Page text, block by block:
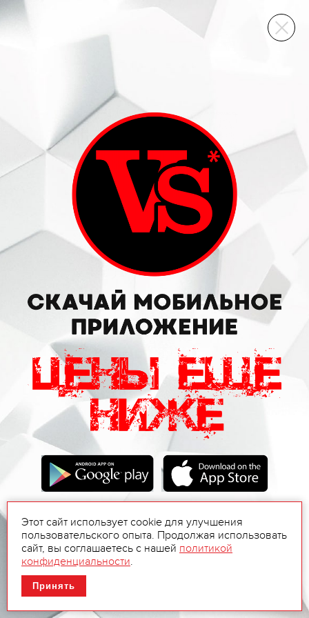
ВИННЫЙ СКЛАД
Этот сайт использует cookie для улучшения
пользовательского опыта. Продолжая использовать
сайт, вы соглашаетесь с нашей политикой
конфиденциальности.
Принять